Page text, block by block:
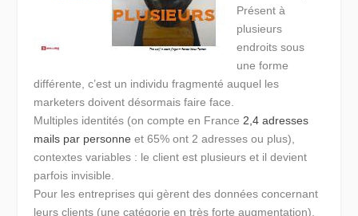
Présent à
plusieurs
endroits sous
une forme
différente, c’est un individu fragmenté auquel les
marketers doivent désormais faire face.
Multiples identités (on compte en France 2,4 adresses
mails par personne et 65% ont 2 adresses ou plus),
contextes variables : le client est plusieurs et il devient
parfois invisible.
Pour les entreprises qui gèrent des données concernant
leurs clients (une catégorie en très forte augmentation),